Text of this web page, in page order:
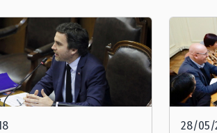
28/05/